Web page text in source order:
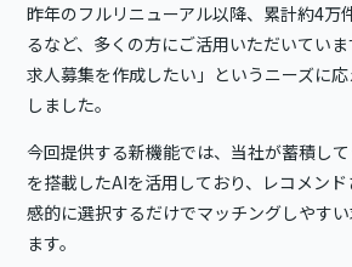
昨年のフルリニューアル以降、累計約4万
るなど、多くの方にご活用いただいてい
求人募集を作成したい」というニーズに
しました。
今回提供する新機能では、当社が蓄積し
を搭載したAIを活用しており、レコメン
感的に選択するだけでマッチングしやす
ます。